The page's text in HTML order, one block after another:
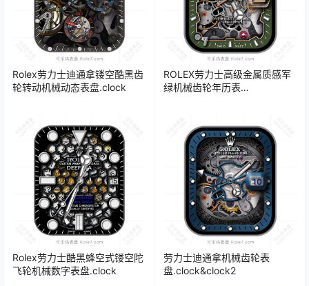
Rolex劳力士迪通拿镂空酷黑齿
轮转动机械动态表盘.clock
ROLEX劳力士高级金属质感军
绿机械齿轮年历表
Rolex劳力士酷黑蜂空式镂空陀
飞轮机械数字表盘.clock
劳力士迪通拿机械齿轮表
盘.clock&clock2